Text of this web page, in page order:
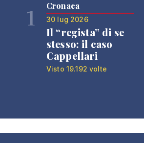
1 Cronaca
30 lug 2026
Il “regista” di se
stesso: il caso
Cappellari
Visto 19.192 volte